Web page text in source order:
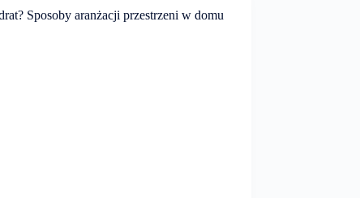
Sposoby aranżacji przestrzeni w domu